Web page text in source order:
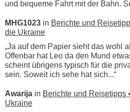
und bequeme Fahrt mit der Bahn.
MHG1023 in Berichte und
die Ukraine
„Ja auf dem Papier sieht das wohl
Offenbar hat Leo da den Mund
scheint übrigens typisch für die
sein. Soweit ich sehe hat sich...“
Awarija in Berichte und Reisetipps
Ukraine